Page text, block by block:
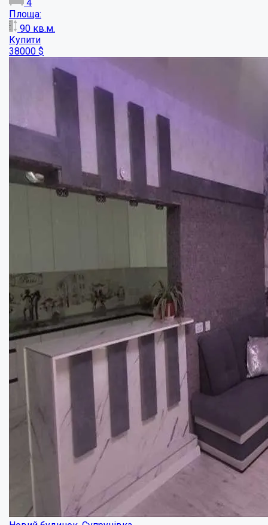
Будинок з господарством у с.Мачухи — 10 ...
Кімнат:
Площа:
кв.м.
25000